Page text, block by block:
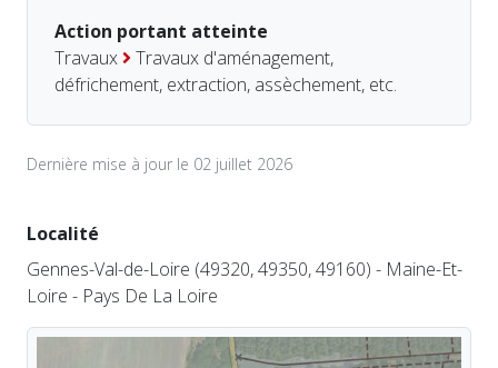
Action portant atteinte
Travaux
Travaux d'aménagement,
défrichement, extraction, assèchement, etc.
Dernière mise à jour le 02 juillet 2026
Localité
Gennes-Val-de-Loire (49320, 49350, 49160) - Maine-Et-
Loire - Pays De La Loire